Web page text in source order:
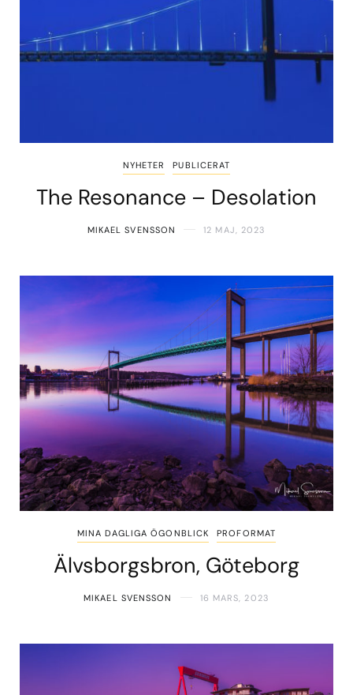
NYHETER PUBLICERAT
The Resonance – Desolation
MIKAEL SVENSSON 12 MAJ, 2023
MINA DAGLIGA ÖGONBLICK PROFORMAT
Älvsborgsbron, Göteborg
MIKAEL SVENSSON 16 MARS, 2023